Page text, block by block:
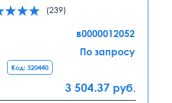
(239)
в0000012052
По запросу
Код: 320440
3 504.37 руб.